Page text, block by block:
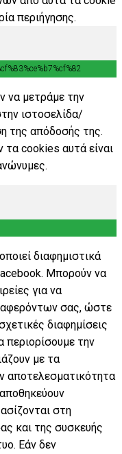
περιήγησης.
να μετράμε την
ιστοσελίδα/
της απόδοσής της.
cookies αυτά είναι
διαφημιστικά
Μπορούν να
για να
σας, ώστε
διαφημίσεις
περιορίσουμε την
με τα
αποτελεσματικότητα
στη
και της συσκευής
Εάν δεν